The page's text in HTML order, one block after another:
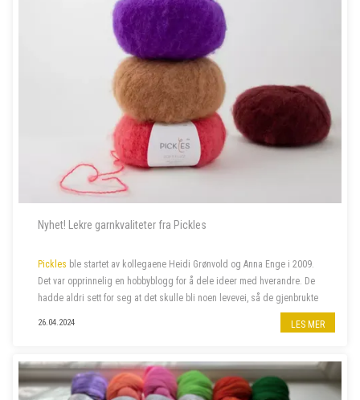
Nyhet! Lekre garnkvaliteter fra Pickles
Pickles ble startet av kollegaene Heidi Grønvold og Anna Enge i 2009.
Det var opprinnelig en hobbyblogg for å dele ideer med hverandre. De
hadde aldri sett for seg at det skulle bli noen levevei, så de gjenbrukte
domenenavnet Heidi hadde liggende fra et annet prosjekt, nemlig
26.04.2024 LES MER